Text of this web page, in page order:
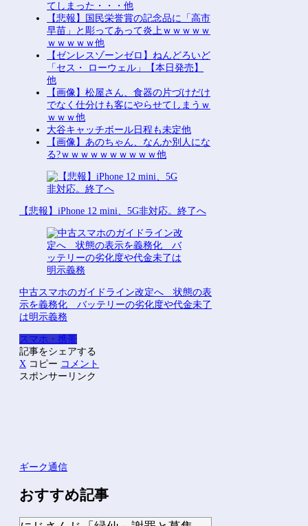
てしまった・・・他
【悲報】国民栄誉賞の記念品に「高市
早苗」と彫ってあって炎上ｗｗｗｗｗ
ｗｗｗｗｗ他
【ゼンレスゾーンゼロ】ねんどろいど
「セス・ ローウェル」【本日発売】
他
【画像】松屋さん、食器の片づけだけ
でなく仕分けも客にやらせてしまうｗ
ｗｗｗ他
大谷キャッチボール日程も未定他
【画像】あのちゃん、なんか別人にな
る?ｗｗｗｗｗｗｗｗｗｗ他
【悲報】iPhone 12 mini、5G非対応。終了へ
中古スマホのガイドライン改定へ 状態の表
示を義務化 バッテリーの劣化度や代金未了
は明示義務
スマホ・携帯
記事をシェアする
X コピー コメント
スポンサーリンク
ギーク通信
おすすめ記事